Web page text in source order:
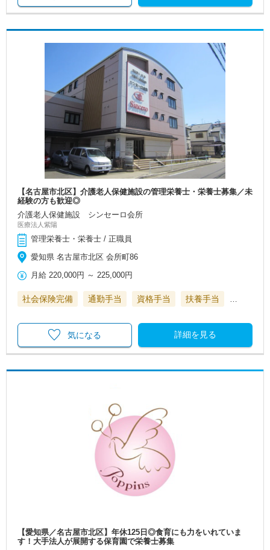
【名古屋市北区】介護老人保健施設の管理栄養士・栄養士募集／未
経験の方も歓迎◎
介護老人保健施設 シンセーロ会所
医療法人紫陽
管理栄養士・栄養士 / 正職員
愛知県 名古屋市北区 会所町86
月給 220,000円 ～ 225,000円
社会保険完備 通勤手当 資格手当 扶養手当
詳細を見る
気になる
【愛知県／名古屋市北区】年休125日◎食育にも力をいれていま
す！大手法人が展開する保育園で栄養士募集